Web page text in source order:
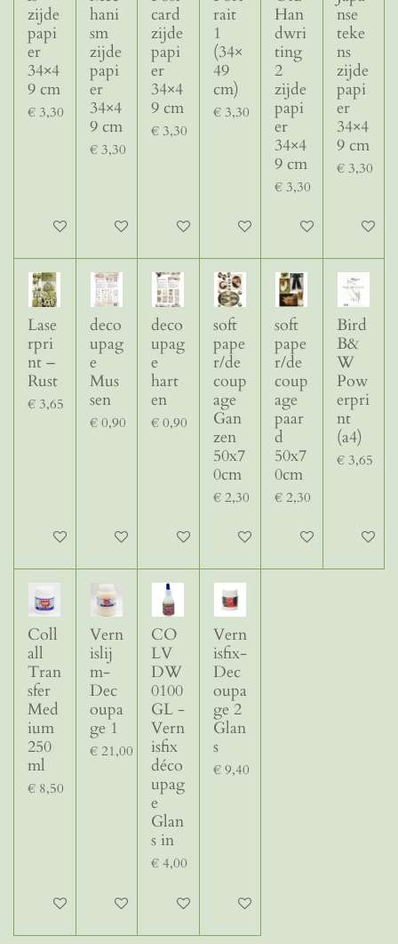
zijde
papi
er
34×4
9 cm
€ 3,30
In winkelwagen
hani
sm
zijde
papi
er
34×4
9 cm
€ 3,30
In winkelwagen
card
zijde
papi
er
34×4
9 cm
€ 3,30
In winkelwagen
rait
1
(34×
49
cm)
€ 3,30
In winkelwagen
Han
dwri
ting
2
zijde
papi
er
34×4
9 cm
€ 3,30
In winkelwagen
nse
teke
ns
zijde
papi
er
34×4
9 cm
€ 3,30
In
Lase
rpri
nt –
Rust
€ 3,65
In winkelwagen
deco
upag
e
Mus
sen
€ 0,90
In winkelwagen
deco
upag
e
hart
en
€ 0,90
In winkelwagen
soft
pape
r/de
coup
age
Gan
zen
50x7
0cm
€ 2,30
In winkelwagen
soft
pape
r/de
coup
age
paar
d
50x7
0cm
€ 2,30
In winkelwagen
Bird
B&
W
Pow
erpri
nt
(a4)
€ 3,65
In
Coll
all
Tran
sfer
Med
ium
250
ml
€ 8,50
In winkelwagen
Vern
islij
m-
Dec
oupa
ge 1
€ 21,00
In winkelwagen
CO
LV
DW
0100
GL -
Vern
isfix
déco
upag
e
Glan
s in
€ 4,00
In winkelwagen
Vern
isfix-
Dec
oupa
ge 2
Glan
s
€ 9,40
In winkelwagen